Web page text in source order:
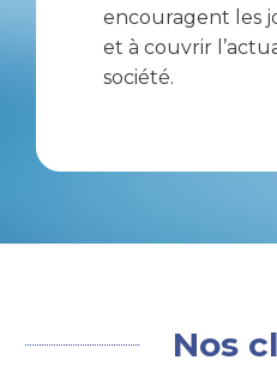
encouragent les
et à couvrir
société.
Nos